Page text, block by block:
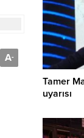
A-
Tamer
uyarısı